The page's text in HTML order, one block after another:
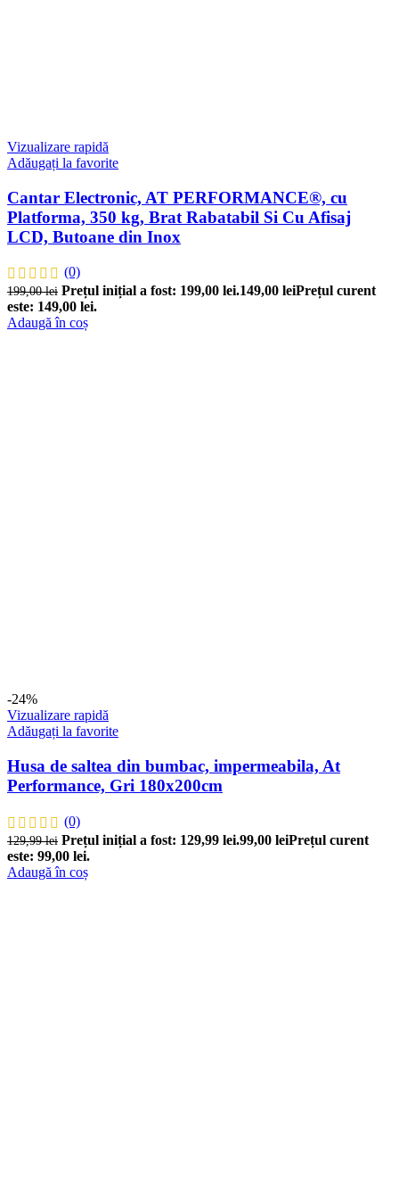
Vizualizare rapidă
Adăugați la favorite
Cantar Electronic, AT PERFORMANCE®, cu
Platforma, 350 kg, Brat Rabatabil Si Cu Afisaj
LCD, Butoane din Inox
(0)
199,00lei Prețul inițial a fost: 199,00 lei.149,00 leiPrețul curent
este: 149,00 lei.
Adaugă în coș
-24%
Vizualizare rapidă
Adăugați la favorite
Husa de saltea din bumbac, impermeabila, At
Performance, Gri 180x200cm
(0)
129,99lei Prețul inițial a fost: 129,99 lei.99,00 leiPrețul curent
este: 99,00 lei.
Adaugă în coș